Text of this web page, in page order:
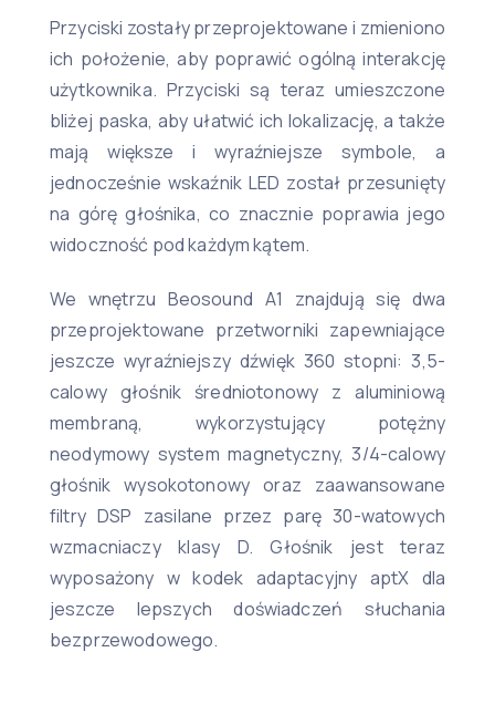
Przyciski zostały przeprojektowane i zmieniono
ich położenie, aby poprawić ogólną interakcję
użytkownika. Przyciski są teraz umieszczone
bliżej paska, aby ułatwić ich lokalizację, a także
mają większe i wyraźniejsze symbole, a
jednocześnie wskaźnik LED został przesunięty
na górę głośnika, co znacznie poprawia jego
widoczność pod każdym kątem.
We wnętrzu Beosound A1 znajdują się dwa
przeprojektowane przetworniki zapewniające
jeszcze wyraźniejszy dźwięk 360 stopni: 3,5-
calowy głośnik średniotonowy z aluminiową
membraną, wykorzystujący potężny
neodymowy system magnetyczny, 3/4-calowy
głośnik wysokotonowy oraz zaawansowane
filtry DSP zasilane przez parę 30-watowych
wzmacniaczy klasy D. Głośnik jest teraz
wyposażony w kodek adaptacyjny aptX dla
jeszcze lepszych doświadczeń słuchania
bezprzewodowego.